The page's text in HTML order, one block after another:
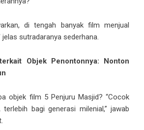
di tengah banyak film menjual
jelas sutradaranya sederhana.
Objek Penontonnya: Nonton
objek film 5 Penjuru Masjid? “Cocok
bagi generasi milenial,” jawab